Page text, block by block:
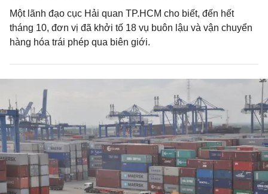
Một lãnh đạo cục Hải quan TP.HCM cho biết, đến hết
tháng 10, đơn vị đã khởi tố 18 vụ buôn lậu và vận chuyển
hàng hóa trái phép qua biên giới.